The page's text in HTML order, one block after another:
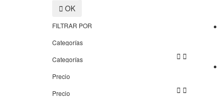
 OK
FILTRAR POR
Categorías
Categorías
 
Precio
Precio
 